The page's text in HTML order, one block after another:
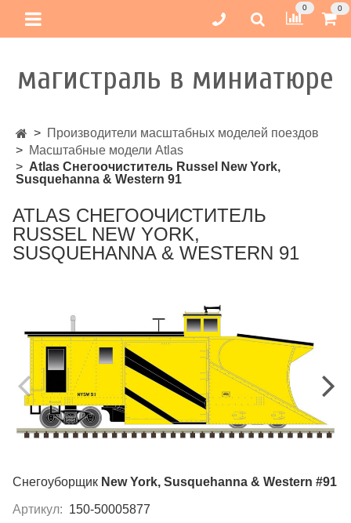
0 0
магистраль в миниатюре
Производители масштабных моделей поездов
Масштабные модели Atlas
Atlas Снегоочиститель Russel New York,
Susquehanna & Western 91
ATLAS СНЕГООЧИСТИТЕЛЬ
RUSSEL NEW YORK,
SUSQUEHANNA & WESTERN 91
Снегоуборщик New York, Susquehanna & Western #91
Артикул: 150-50005877